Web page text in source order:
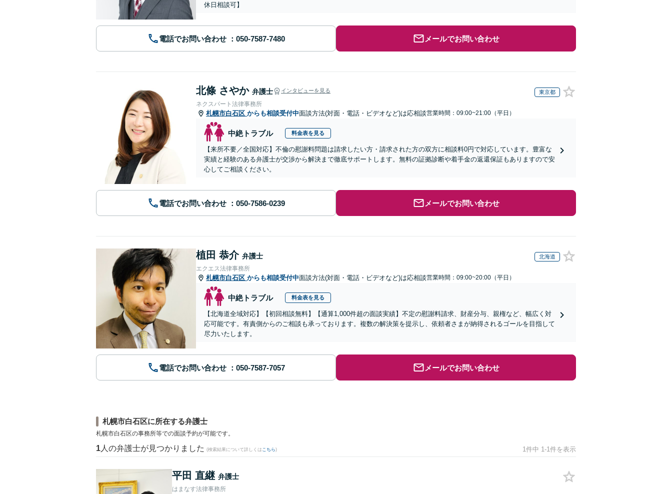
休日相談可】
電話でお問い合わせ メールでお問い合わせ
北條 さやか 弁護士 インタビューを見る 東京都
ネクスパート法律事務所
札幌市白石区 からも相談受付中面談方法(対面・電話・ビデオなど)は応相談営業時間：09:00~21:00（平日）
中絶トラブル 料金表を見る
【来所不要／全国対応】不倫の慰謝料問題は請求したい方・請求された方の双方に相談料0円で対応しています。豊富な
実績と経験のある弁護士が交渉から解決まで徹底サポートします。無料の証拠診断や着手金の返還保証もありますので安
心してご相談ください。
電話でお問い合わせ メールでお問い合わせ
植田 恭介 弁護士 北海道
エクエス法律事務所
札幌市白石区 からも相談受付中面談方法(対面・電話・ビデオなど)は応相談営業時間：09:00~20:00（平日）
中絶トラブル 料金表を見る
【北海道全域対応】【初回相談無料】【通算1,000件超の面談実績】不定の慰謝料請求、財産分与、親権など、幅広く対
応可能です。有責側からのご相談も承っております。複数の解決策を提示し、依頼者さまが納得されるゴールを目指して
尽力いたします。
電話でお問い合わせ メールでお問い合わせ
札幌市白石区に所在する弁護士
札幌市白石区の事務所等での面談予約が可能です。
1 人の弁護士が見つかりました (検索結果について詳しくは こちら) 1件中 1-1件を表示
平田 直継 弁護士
はまなす法律事務所